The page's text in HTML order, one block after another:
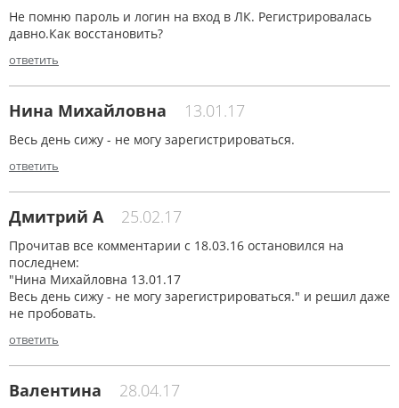
Не помню пароль и логин на вход в ЛК. Регистрировалась
давно.Как восстановить?
ответить
Нина Михайловна 13.01.17
Весь день сижу - не могу зарегистрироваться.
ответить
Дмитрий А 25.02.17
Прочитав все комментарии с 18.03.16 остановился на
последнем:
"Нина Михайловна 13.01.17
Весь день сижу - не могу зарегистрироваться." и решил даже
не пробовать.
ответить
Валентина 28.04.17